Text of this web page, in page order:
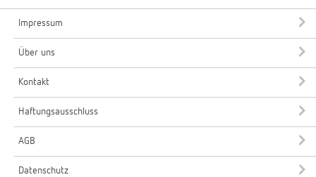
Impressum
Über uns
Kontakt
Haftungsausschluss
AGB
Datenschutz